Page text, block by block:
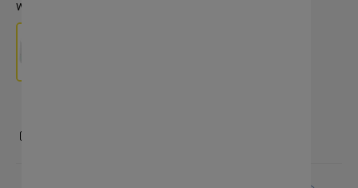
Warianty produktu